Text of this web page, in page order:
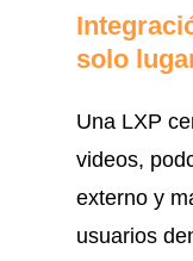
solo
Una LXP
videos,
externo y
usuarios